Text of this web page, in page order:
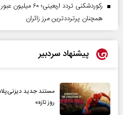
رکوردشکنی تردد
همچنان پرترددترین مرز زائران
پیشنهاد سردبیر
مستند جدید
روز تازه»